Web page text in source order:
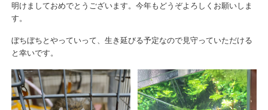
明けましておめでとうございます。今年もどうぞよろしくお願いしま
す。
ぼちぼちとやっていって、生き延びる予定なので見守っていただける
と幸いです。